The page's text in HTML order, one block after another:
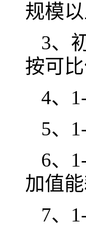
规模
3、
按可
4、
5、
6、
加值能
7、